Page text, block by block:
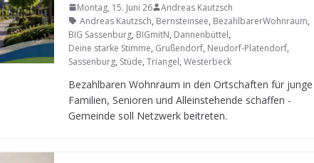
Montag, 15. Juni 26
Andreas Kautzsch
Andreas Kautzsch, Bernsteinsee, BezahlbarerWohnraum,
BIG Sassenburg, BIGmitN, Dannenbüttel,
Deine starke Stimme, Grußendorf, Neudorf-Platendorf,
Sassenburg, Stüde, Triangel, Westerbeck
Bezahl­ba­ren Wohn­raum in den Ort­schaf­ten für junge
Fami­lien, Senio­ren und Allein­ste­hende schaf­fen -
Gemeinde soll Netz­werk beitreten.